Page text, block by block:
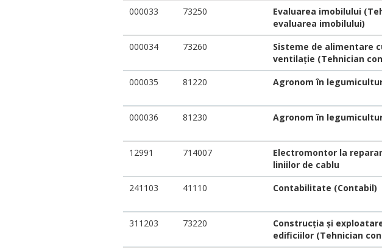
000033 73250
Evaluarea imobilului
evaluarea imobilului)
000034 73260
Sisteme de alimentare
ventilație (Tehnician
000035 81220 Agronom în
000036 81230 Agronom în
12991 714007
Electromontor la
liniilor de cablu
241103 41110 Contabilitate (Contabil)
311203 73220
Construcția și
edificiilor (Tehnician